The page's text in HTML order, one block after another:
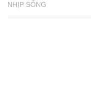
NHỊP SỐNG